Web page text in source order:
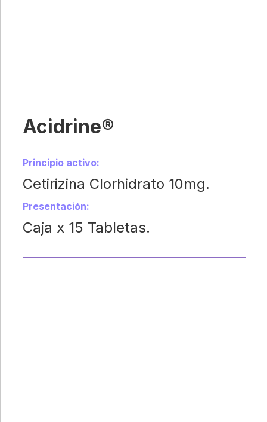
Acidrine®
Principio activo:
Cetirizina Clorhidrato 10mg.
Presentación:
Caja x 15 Tabletas.